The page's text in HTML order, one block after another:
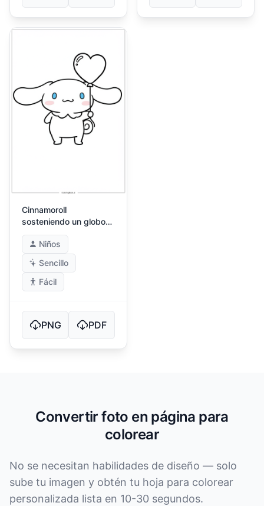
Cinnamoroll
sosteniendo un globo
en forma de corazón
Niños
Sencillo
Fácil
PNG PDF
Convertir foto en página para
colorear
No se necesitan habilidades de diseño — solo
sube tu imagen y obtén tu hoja para colorear
personalizada lista en 10-30 segundos.